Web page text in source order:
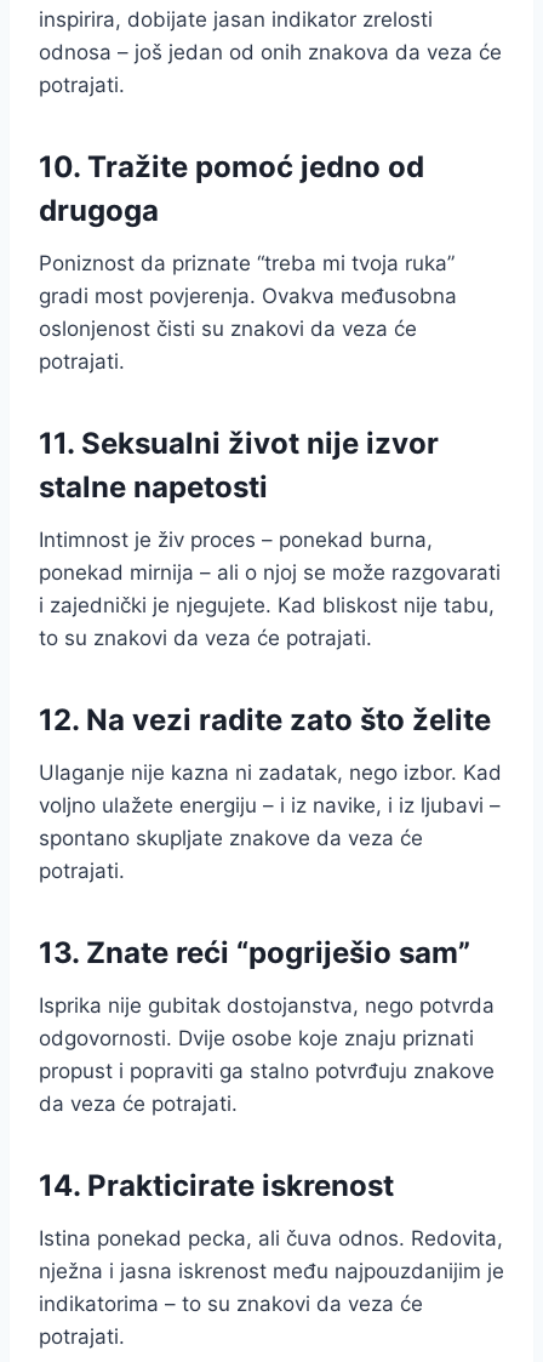
inspirira, dobijate jasan indikator zrelosti
odnosa – još jedan od onih znakova da veza će
potrajati.
10. Tražite pomoć jedno od
drugoga
Poniznost da priznate “treba mi tvoja ruka”
gradi most povjerenja. Ovakva međusobna
oslonjenost čisti su znakovi da veza će
potrajati.
11. Seksualni život nije izvor
stalne napetosti
Intimnost je živ proces – ponekad burna,
ponekad mirnija – ali o njoj se može razgovarati
i zajednički je njegujete. Kad bliskost nije tabu,
to su znakovi da veza će potrajati.
12. Na vezi radite zato što želite
Ulaganje nije kazna ni zadatak, nego izbor. Kad
voljno ulažete energiju – i iz navike, i iz ljubavi –
spontano skupljate znakove da veza će
potrajati.
13. Znate reći “pogriješio sam”
Isprika nije gubitak dostojanstva, nego potvrda
odgovornosti. Dvije osobe koje znaju priznati
propust i popraviti ga stalno potvrđuju znakove
da veza će potrajati.
14. Prakticirate iskrenost
Istina ponekad pecka, ali čuva odnos. Redovita,
nježna i jasna iskrenost među najpouzdanijim je
indikatorima – to su znakovi da veza će
potrajati.